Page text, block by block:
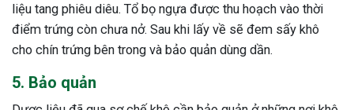
Sau Sinh Có Tự Khỏi
sau sinh là tình trạng viêm da
liệu tang phiêu diêu. Tổ bọ ngựa được thu hoạch vào thời
điểm trứng còn chưa nở. Sau khi lấy về sẽ đem sấy khô
cho chín trứng bên trong và bảo quản dùng dần.
5. Bảo quản